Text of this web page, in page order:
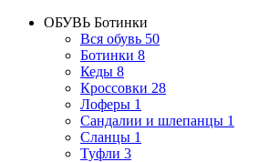
ОБУВЬ Ботинки
Вся обувь 50
Ботинки 8
Кеды 8
Кроссовки 28
Лоферы 1
Сандалии и шлепанцы 1
Сланцы 1
Туфли 3